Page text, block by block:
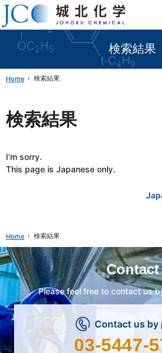
検索結果
Johoku Chemical
ファインケミカル製品の専門メーカー 城北化学工業株式会社
Home 検索結果
検索結果
I'm sorry.
This page is Japanese only.
Home 検索結果
Contact
Please feel free to contact us
Contact us by
03-5447-